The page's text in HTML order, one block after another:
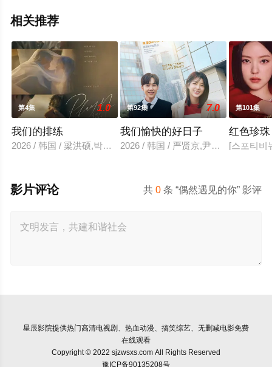
相关推荐
第4集 1.0
我们的排练
2026 / 韩国 / 梁洪硕,박성현
第92集 7.0
我们愉快的好日子
2026 / 韩国 / 严贤京,尹仲勋,申正允,
第101集
红色珍珠
[스포티비
共0 条 “偶然遇见的你” 影评
影片评论
星辰影院提供热门高清电视剧、热血动漫、搞笑综艺、无删减电影免费
在线观看
Copyright © 2022 sjzwsxs.com All Rights Reserved
豫ICP备90135208号